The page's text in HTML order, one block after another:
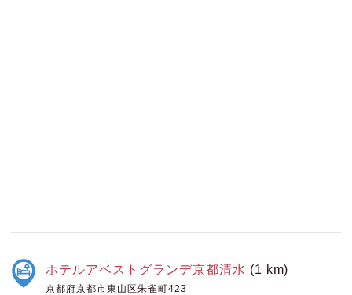
ホテルアベストグランデ京都清水 (1 km)
京都府京都市東山区朱雀町423